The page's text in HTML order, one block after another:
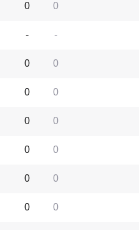
0
0
-
-
0
0
0
0
0
0
0
0
0
0
0
0